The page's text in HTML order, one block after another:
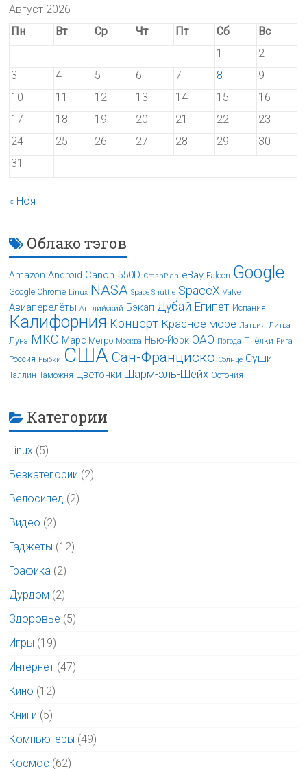
Август 2026
Пн
Вт Ср Чт Пт Сб
Вс
1
2
3
4 5 6 7 8
9
10
11 12 13 14 15
16
17
18 19 20 21 22
23
24
25 26 27 28 29
30
31
« Ноя
Облако тэгов
Amazon Android Canon 550D CrashPlan eBay Falcon Google
Google Chrome Linux NASA Space Shuttle SpaceX Valve
Авиаперелёты Английский Бэкап Дубай Египет Испания
Калифорния Концерт Красное море Латвия Литва
Луна МКС Марс Метро Москва Нью-Йорк ОАЭ Погода Пчёлки Рига
Россия Рыбки США Сан-Франциско Солнце Суши
Таллин Таможня Цветочки Шарм-эль-Шейх Эстония
Категории
Linux (5)
Безкатегории (2)
Велосипед (2)
Видео (2)
Гаджеты (12)
Графика (2)
Дурдом (2)
Здоровье (5)
Игры (19)
Интернет (47)
Кино (12)
Книги (5)
Компьютеры (49)
Космос (62)